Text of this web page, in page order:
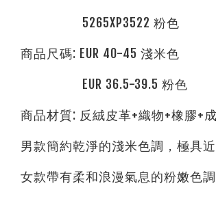
5265XP3522 粉色
商品尺碼: EUR 40-45 淺米色
EUR 36.5-39.5 粉色
商品材質: 反絨皮革+織物+橡膠+成
男款簡約乾淨的淺米色調，極具
女款帶有柔和浪漫氣息的粉嫩色